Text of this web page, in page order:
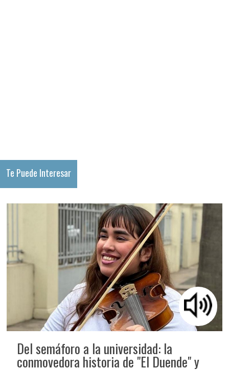
Te Puede Interesar
Del semáforo a la universidad: la
conmovedora historia de "El Duende" y